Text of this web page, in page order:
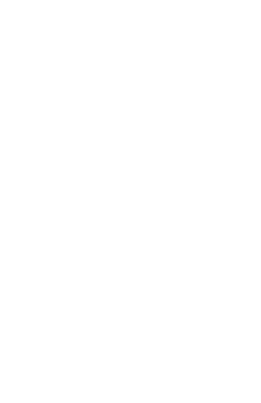
0 von 5 Sternen